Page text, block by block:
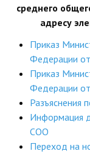
ИНСТИТУТ
В ПОМОЩЬ
Организация УВП
ГИА
Карта ГИА РК
среднего
адресу
Приказ
Федерации
Приказ
Федерации
Информация
СОО
Переход на